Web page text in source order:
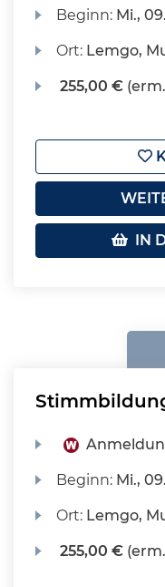
Beginn: Mi.,
Ort: Lemgo,
255,00 €
IN
Beginn: Mi.,
Ort: Lemgo,
255,00 €